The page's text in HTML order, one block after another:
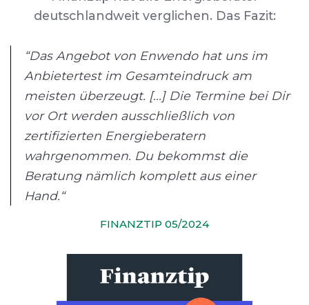
deutschlandweit verglichen. Das Fazit:
“Das Angebot von Enwendo hat uns im
Anbietertest im Gesamteindruck am
meisten überzeugt. [...] Die Termine bei Dir
vor Ort werden ausschließlich von
zertifizierten Energieberatern
wahrgenommen. Du bekommst die
Beratung nämlich komplett aus einer
Hand.“
FINANZTIP 05/2024